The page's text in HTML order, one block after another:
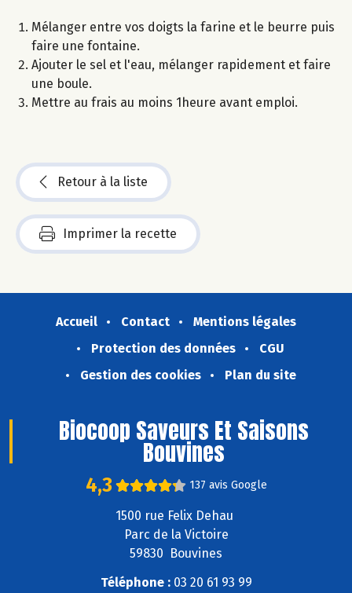
Mélanger entre vos doigts la farine et le beurre puis
faire une fontaine.
Ajouter le sel et l'eau, mélanger rapidement et faire
une boule.
Mettre au frais au moins 1heure avant emploi.
Retour à la liste
Imprimer la recette
Accueil Contact
Mentions légales
Protection des données
CGU
Gestion des cookies
Plan du site
Biocoop Saveurs Et Saisons
Bouvines
4,3 137 avis Google
1500 rue Felix Dehau
Parc de la Victoire
59830 Bouvines
Téléphone :03 20 61 93 99